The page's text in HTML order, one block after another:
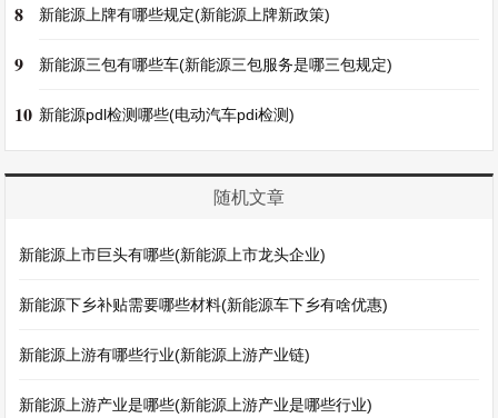
8 新能源上牌有哪些规定(新能源上牌新政策)
9 新能源三包有哪些车(新能源三包服务是哪三包规定)
10 新能源pdl检测哪些(电动汽车pdi检测)
随机文章
新能源上市巨头有哪些(新能源上市龙头企业)
新能源下乡补贴需要哪些材料(新能源车下乡有啥优惠)
新能源上游有哪些行业(新能源上游产业链)
新能源上游产业是哪些(新能源上游产业是哪些行业)